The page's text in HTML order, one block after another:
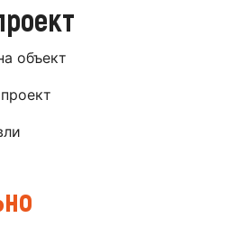
объект